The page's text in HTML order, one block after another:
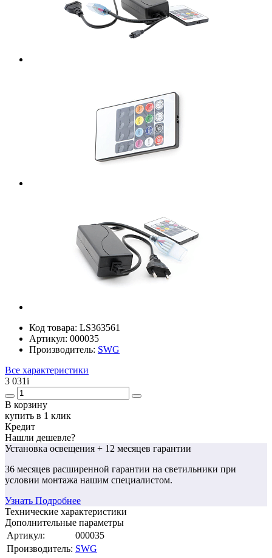
Код товара: LS363561
Артикул: 000035
Производитель: SWG
Все характеристики
3 031i
В корзину
купить в 1 клик
Кредит
Нашли дешевле?
Установка освещения + 12 месяцев гарантии
36 месяцев расширенной гарантии на светильники при
условии монтажа нашим специалистом.
Узнать Подробнее
Технические характеристики
Дополнительные параметры
Артикул:
000035
Производитель: SWG